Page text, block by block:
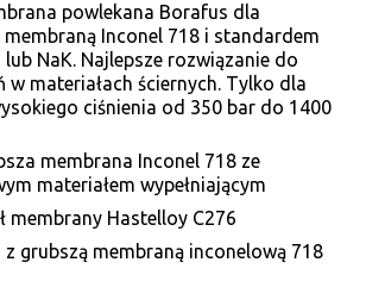
powlekana Borafus dla
Inconel 718 i standardem
lub NaK. Najlepsze rozwiązanie do
w materiałach ściernych. Tylko dla
ciśnienia od 350 bar do 1400
membrana Inconel 718 ze
materiałem wypełniającym
membrany Hastelloy C276
z grubszą membraną inconelową 718